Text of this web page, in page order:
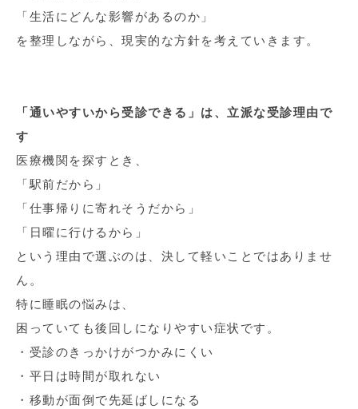
「生活にどんな影響があるのか」
を整理しながら、現実的な方針を考えていきます。
「通いやすいから受診できる」は、立派な受診理由で
す
医療機関を探すとき、
「駅前だから」
「仕事帰りに寄れそうだから」
「日曜に行けるから」
という理由で選ぶのは、決して軽いことではありませ
ん。
特に睡眠の悩みは、
困っていても後回しになりやすい症状です。
・受診のきっかけがつかみにくい
・平日は時間が取れない
・移動が面倒で先延ばしになる